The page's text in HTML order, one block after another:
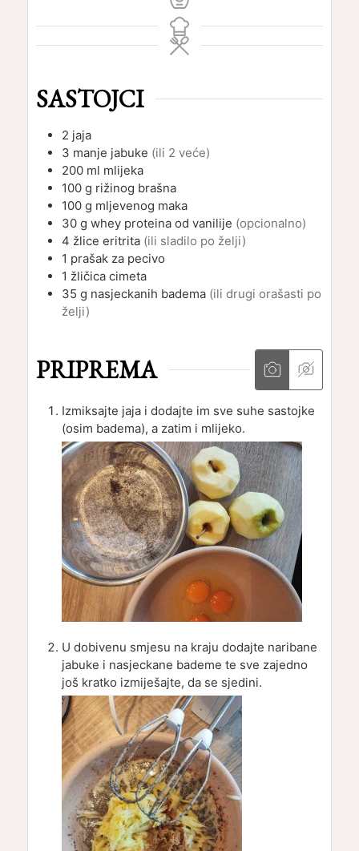
SASTOJCI
2 jaja
3 manje jabuke (ili 2 veće)
200 ml mlijeka
100 g rižinog brašna
100 g mljevenog maka
30 g whey proteina od vanilije (opcionalno)
4 žlice eritrita (ili sladilo po želji)
1 prašak za pecivo
1 žličica cimeta
35 g nasjeckanih badema (ili drugi orašasti po
želji)
PRIPREMA
Izmiksajte jaja i dodajte im sve suhe sastojke
(osim badema), a zatim i mlijeko.
U dobivenu smjesu na kraju dodajte naribane
jabuke i nasjeckane bademe te sve zajedno
još kratko izmiješajte, da se sjedini.